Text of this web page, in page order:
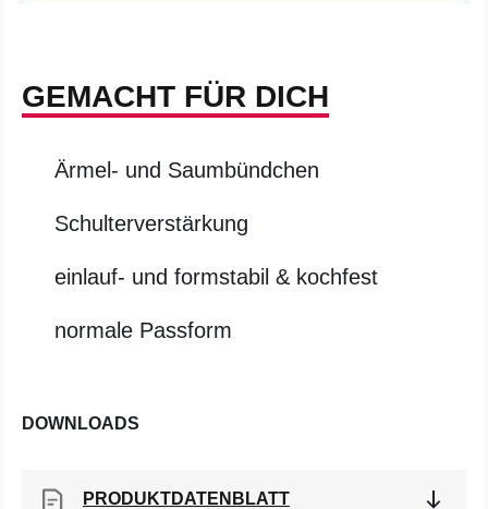
GEMACHT FÜR DICH
Ärmel- und Saumbündchen
Schulterverstärkung
einlauf- und formstabil & kochfest
normale Passform
DOWNLOADS
PRODUKTDATENBLATT